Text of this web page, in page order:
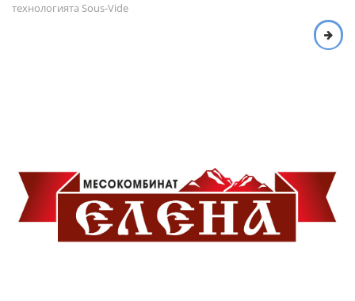
технологията Sous-Vide